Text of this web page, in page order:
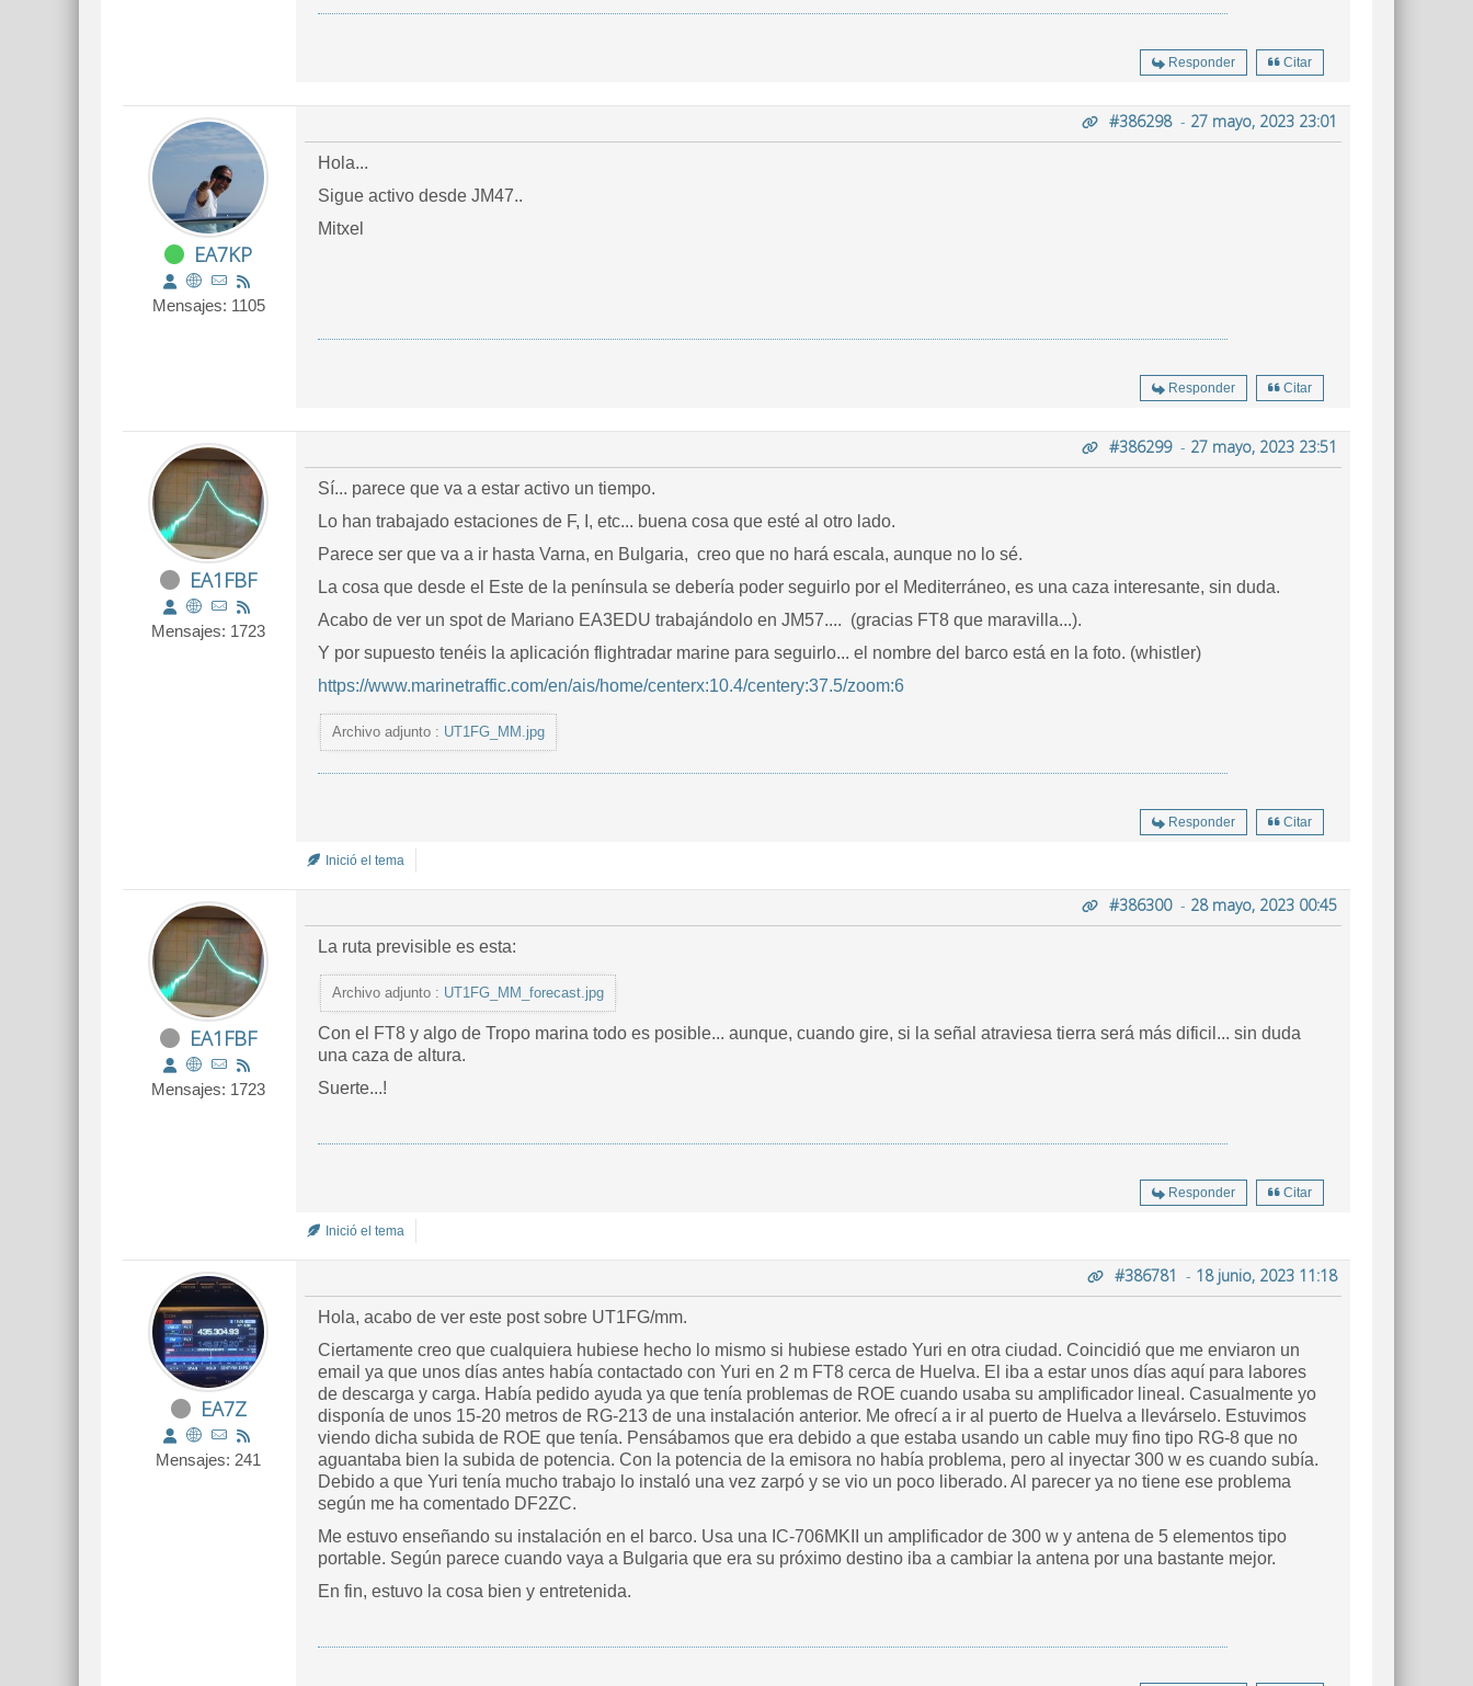
Responder Citar
EA7KP
Mensajes: 1105
#386298- 27 mayo, 2023 23:01
Hola...
Sigue activo desde JM47..
Mitxel
Responder Citar
EA1FBF
Mensajes: 1723
#386299- 27 mayo, 2023 23:51
Sí... parece que va a estar activo un tiempo.
Lo han trabajado estaciones de F, I, etc... buena cosa que esté al otro lado.
Parece ser que va a ir hasta Varna, en Bulgaria, creo que no hará escala, aunque no lo sé.
La cosa que desde el Este de la península se debería poder seguirlo por el Mediterráneo, es una caza interesante, sin duda.
Acabo de ver un spot de Mariano EA3EDU trabajándolo en JM57.... (gracias FT8 que maravilla...).
Y por supuesto tenéis la aplicación flightradar marine para seguirlo... el nombre del barco está en la foto. (whistler)
https://www.marinetraffic.com/en/ais/home/centerx:10.4/centery:37.5/zoom:6
Archivo adjunto : UT1FG_MM.jpg
Responder Citar
Inició el tema
EA1FBF
Mensajes: 1723
#386300- 28 mayo, 2023 00:45
La ruta previsible es esta:
Archivo adjunto : UT1FG_MM_forecast.jpg
Con el FT8 y algo de Tropo marina todo es posible... aunque, cuando gire, si la señal atraviesa tierra será más dificil... sin duda
una caza de altura.
Suerte...!
Responder Citar
Inició el tema
EA7Z
Mensajes: 241
#386781 - 18 junio, 2023 11:18
Hola, acabo de ver este post sobre UT1FG/mm.
Ciertamente creo que cualquiera hubiese hecho lo mismo si hubiese estado Yuri en otra ciudad. Coincidió que me enviaron un
email ya que unos días antes había contactado con Yuri en 2 m FT8 cerca de Huelva. El iba a estar unos días aquí para labores
de descarga y carga. Había pedido ayuda ya que tenía problemas de ROE cuando usaba su amplificador lineal. Casualmente yo
disponía de unos 15-20 metros de RG-213 de una instalación anterior. Me ofrecí a ir al puerto de Huelva a llevárselo. Estuvimos
viendo dicha subida de ROE que tenía. Pensábamos que era debido a que estaba usando un cable muy fino tipo RG-8 que no
aguantaba bien la subida de potencia. Con la potencia de la emisora no había problema, pero al inyectar 300 w es cuando subía.
Debido a que Yuri tenía mucho trabajo lo instaló una vez zarpó y se vio un poco liberado. Al parecer ya no tiene ese problema
según me ha comentado DF2ZC.
Me estuvo enseñando su instalación en el barco. Usa una IC-706MKII un amplificador de 300 w y antena de 5 elementos tipo
portable. Según parece cuando vaya a Bulgaria que era su próximo destino iba a cambiar la antena por una bastante mejor.
En fin, estuvo la cosa bien y entretenida.